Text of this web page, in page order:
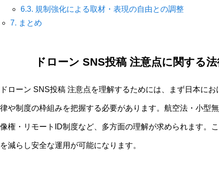
6.3. 規制強化による取材・表現の自由との調整
7. まとめ
ドローン SNS投稿 注意点に関する
ドローン SNS投稿 注意点を理解するためには、まず日本に
律や制度の枠組みを把握する必要があります。航空法・小型
像権・リモートID制度など、多方面の理解が求められます。
を減らし安全な運用が可能になります。